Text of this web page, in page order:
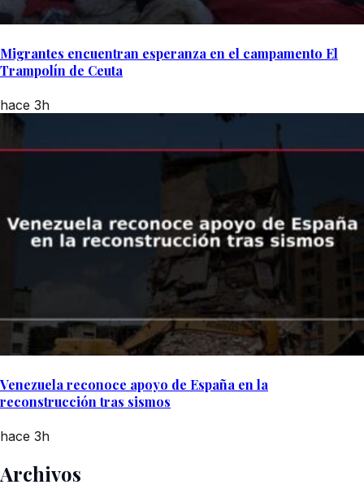
Migrantes encuentran esperanza en el campamento El
Trampolín de Ceuta
hace 3h
Venezuela reconoce apoyo de España en la
reconstrucción tras sismos
hace 3h
Archivos